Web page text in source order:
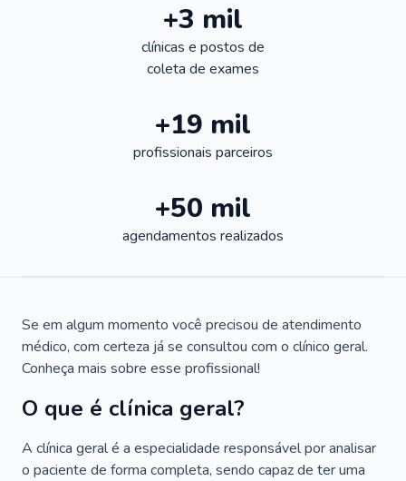
+3 mil
clínicas e postos de
coleta de exames
+19 mil
profissionais parceiros
+50 mil
agendamentos realizados
Se em algum momento você precisou de atendimento
médico, com certeza já se consultou com o clínico geral.
Conheça mais sobre esse profissional!
O que é clínica geral?
A clínica geral é a especialidade responsável por analisar
o paciente de forma completa, sendo capaz de ter uma